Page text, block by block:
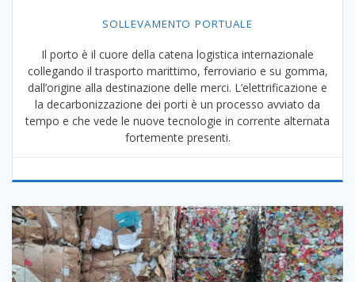
SOLLEVAMENTO PORTUALE
Il porto è il cuore della catena logistica internazionale
collegando il trasporto marittimo, ferroviario e su gomma,
dall’origine alla destinazione delle merci. L’elettrificazione e
la decarbonizzazione dei porti è un processo avviato da
tempo e che vede le nuove tecnologie in corrente alternata
fortemente presenti.